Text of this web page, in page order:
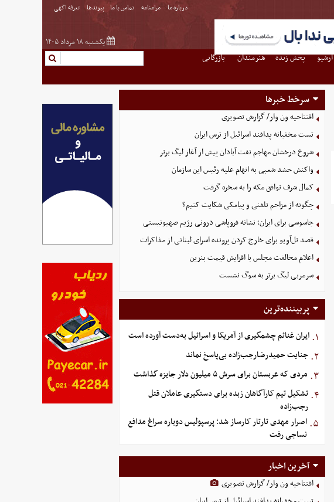
درباره ما مرامنامه تماس با ما پیوندها تعرفه اگهی
یکشنبه ۱۸ مرداد ۱۴۰۵
آرشیو پخش زنده هنرمندان
بازرگانی
سرخط خبرها
افتتاحیه ون وار/ گزارش تصویری
تست مخفیانه پدافند اسرائیل از ترس ایران
شروع درخشان مهاجم نفت آبادان پیش از آغاز لیگ برتر
واکنش حشد شعبی به اتهام‌ علیه رئیس این سازمان
کمال شرف توافق مکه را به سخره گرفت
چگونه از مزاحم تلفنی و پیامکی شکایت کنیم؟
جاسوسی برای ایران؛ نشانه فروپاشی درونی رژیم صهیونیستی
قصد تل‌آویو برای خارج کردن پرونده اسرای لبنانی از مذاکرات
اعلام مخالفت مجلس با افزایش قیمت بنزین
سرمربی لیگ برتر به سوگ نشست
پربیننده‌ترین
۱. ایران غنائم چشمگیری از آمریکا و اسرائیل به‌دست آورده است
۲. جنایت حمیدرضارجب‌زاده بی‌پاسخ نماند
۳. مردی که عربستان برای سرش ۵ میلیون دلار جایزه گذاشت
۴. تشکیل تیم کارآگاهان زبده برای دستگیری عاملان قتل
رجب‌زاده
۵. اصرار مهدی تارتار کارساز شد؛ پرسپولیس دوباره سراغ مدافع
نساجی رفت
آخرین اخبار
افتتاحیه ون وار/ گزارش تصویری